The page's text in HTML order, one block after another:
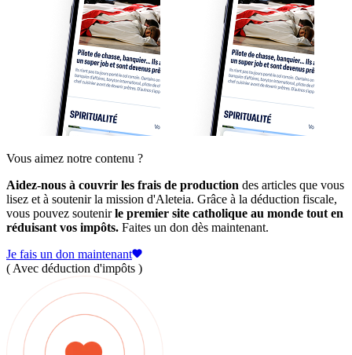
Vous aimez notre contenu ?
Aidez-nous à couvrir les frais de production des articles que vous
lisez et à soutenir la mission d'Aleteia. Grâce à la déduction fiscale,
vous pouvez soutenirle premier site catholique au monde tout en
réduisant vos impôts. Faites un don dès maintenant.
Je fais un don maintenant
( Avec déduction d'impôts )